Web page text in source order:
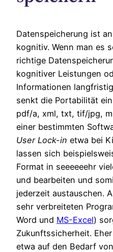
Datenspeicherung ist
kognitiv. Wenn man es
richtige
kognitiver Leistungen
Informationen
senkt die Portabilität
pdf/a, xml, txt, tif/jpg,
einer bestimmten
User Lock-in etwa bei
lassen sich
Format in seeeeeehr
und bearbeiten und
jederzeit austauschen.
sehr verbreiteten
Word und MS-Excel)
Zukunftssicherheit.
etwa auf den Bedarf